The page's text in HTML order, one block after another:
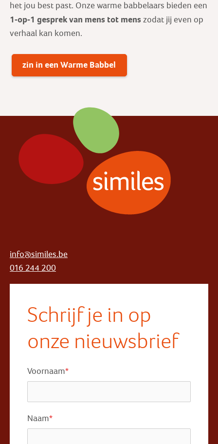
het jou best past. Onze warme babbelaars bieden een
1-op-1 gesprek van mens tot mens zodat jij even op
verhaal kan komen.
zin in een Warme Babbel
info@similes.be
016 244 200
Schrijf je in op
onze nieuwsbrief
Voornaam*
Naam*